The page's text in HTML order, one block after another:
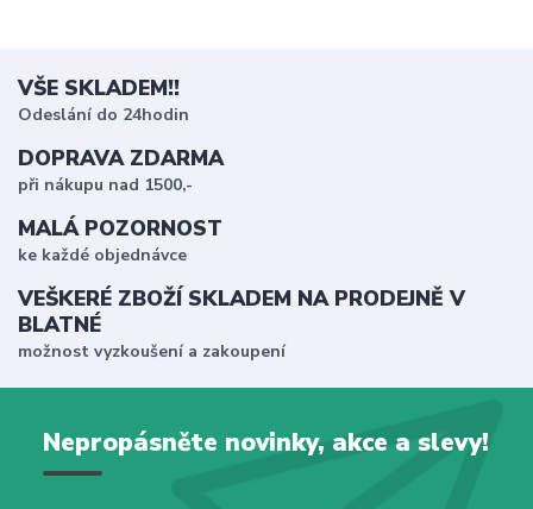
VŠE SKLADEM!!
Odeslání do 24hodin
DOPRAVA ZDARMA
při nákupu nad 1500,-
MALÁ POZORNOST
ke každé objednávce
VEŠKERÉ ZBOŽÍ SKLADEM NA PRODEJNĚ V
BLATNÉ
možnost vyzkoušení a zakoupení
Nepropásněte novinky, akce a slevy!